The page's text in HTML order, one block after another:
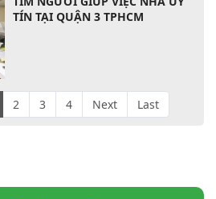
TÍN TẠI QUẬN 3 TPHCM
2 3 4 Next Last